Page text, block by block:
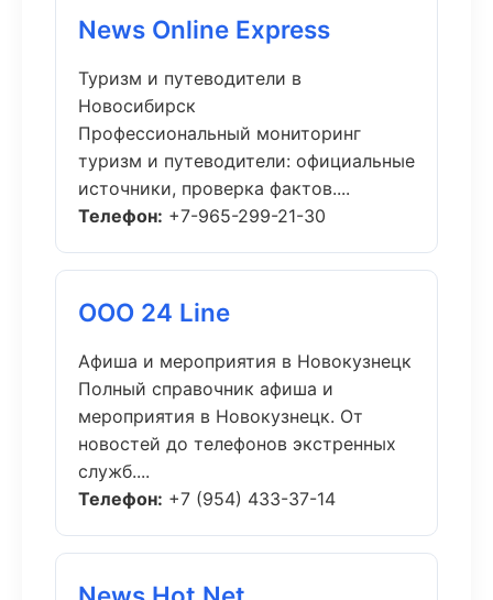
News Online Express
Туризм и путеводители в
Новосибирск
Профессиональный мониторинг
туризм и путеводители: официальные
источники, проверка фактов....
Телефон: +7-965-299-21-30
ООО 24 Line
Афиша и мероприятия в Новокузнецк
Полный справочник афиша и
мероприятия в Новокузнецк. От
новостей до телефонов экстренных
служб....
Телефон: +7 (954) 433-37-14